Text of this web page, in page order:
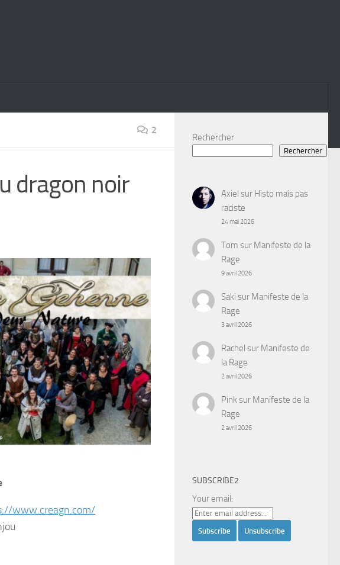
2
dragon noir
www.creagn.com/
Rechercher
Rechercher
Axiel sur Histo mais pas
raciste
24 mai 2026
Tom sur Manifeste de la
Rage
9 avril 2026
Saki sur Manifeste de la
Rage
3 avril 2026
Rachel sur Manifeste de
la Rage
2 avril 2026
Pinksur Manifeste de la
Rage
2 avril 2026
SUBSCRIBE2
Your email: